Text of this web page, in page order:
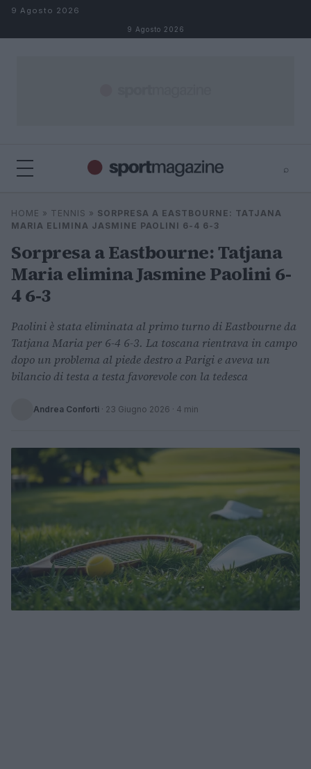
Salta al contenuto
9 Agosto 2026
9 Agosto 2026
⌕
Cerca
⌕
HOME » TENNIS » SORPRESA A EASTBOURNE: TATJANA
MARIA ELIMINA JASMINE PAOLINI 6-4 6-3
Sorpresa a Eastbourne: Tatjana
Maria elimina Jasmine Paolini 6-
4 6-3
Paolini è stata eliminata al primo turno di Eastbourne da
Tatjana Maria per 6-4 6-3. La toscana rientrava in campo
dopo un problema al piede destro a Parigi e aveva un
bilancio di testa a testa favorevole con la tedesca
Andrea Conforti · 23 Giugno 2026 · 4 min